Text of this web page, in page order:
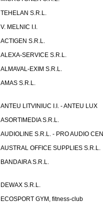
TEHELAN S.R.L.
V. MELNIC I.I.
ACTIGEN S.R.L.
ALEXA-SERVICE S.R.L.
ALMAVAL-EXIM S.R.L.
AMAS S.R.L.
ANTEU LITVINIUC I.I. - ANTEU LUX
ASORTIMEDIA S.R.L.
AUDIOLINE S.R.L. - PRO AUDIO
AUSTRAL OFFICE SUPPLIES S.R.L.
BANDAIRA S.R.L.
DEWAX S.R.L.
ECOSPORT GYM, fitness-club